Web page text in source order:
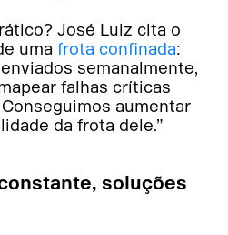
José Luiz cita o
umafrota confinada:
semanalmente,
falhas críticas
aumentar
da frota dele.”
soluções